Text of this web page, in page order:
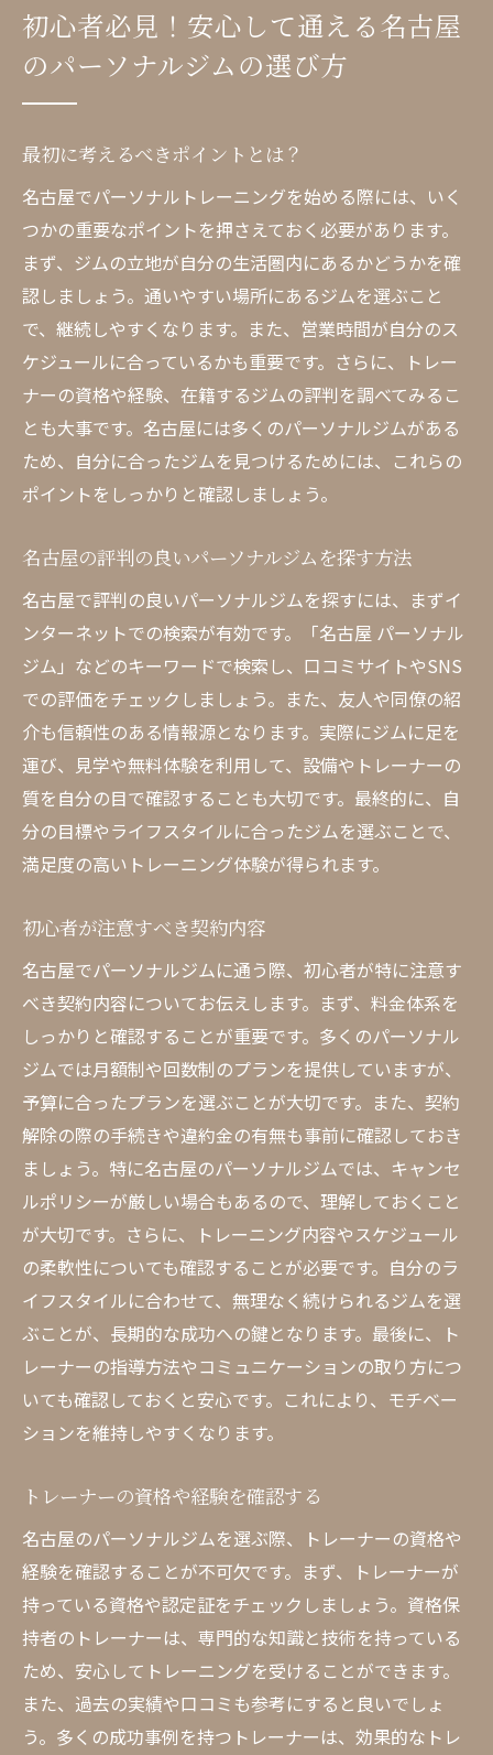
初心者必見！安心して通える名古屋
のパーソナルジムの選び方
最初に考えるべきポイントとは？
名古屋でパーソナルトレーニングを始める際には、いく
つかの重要なポイントを押さえておく必要があります。
まず、ジムの立地が自分の生活圏内にあるかどうかを確
認しましょう。通いやすい場所にあるジムを選ぶこと
で、継続しやすくなります。また、営業時間が自分のス
ケジュールに合っているかも重要です。さらに、トレー
ナーの資格や経験、在籍するジムの評判を調べてみるこ
とも大事です。名古屋には多くのパーソナルジムがある
ため、自分に合ったジムを見つけるためには、これらの
ポイントをしっかりと確認しましょう。
名古屋の評判の良いパーソナルジムを探す方法
名古屋で評判の良いパーソナルジムを探すには、まずイ
ンターネットでの検索が有効です。「名古屋 パーソナル
ジム」などのキーワードで検索し、口コミサイトやSNS
での評価をチェックしましょう。また、友人や同僚の紹
介も信頼性のある情報源となります。実際にジムに足を
運び、見学や無料体験を利用して、設備やトレーナーの
質を自分の目で確認することも大切です。最終的に、自
分の目標やライフスタイルに合ったジムを選ぶことで、
満足度の高いトレーニング体験が得られます。
初心者が注意すべき契約内容
名古屋でパーソナルジムに通う際、初心者が特に注意す
べき契約内容についてお伝えします。まず、料金体系を
しっかりと確認することが重要です。多くのパーソナル
ジムでは月額制や回数制のプランを提供していますが、
予算に合ったプランを選ぶことが大切です。また、契約
解除の際の手続きや違約金の有無も事前に確認しておき
ましょう。特に名古屋のパーソナルジムでは、キャンセ
ルポリシーが厳しい場合もあるので、理解しておくこと
が大切です。さらに、トレーニング内容やスケジュール
の柔軟性についても確認することが必要です。自分のラ
イフスタイルに合わせて、無理なく続けられるジムを選
ぶことが、長期的な成功への鍵となります。最後に、ト
レーナーの指導方法やコミュニケーションの取り方につ
いても確認しておくと安心です。これにより、モチベー
ションを維持しやすくなります。
トレーナーの資格や経験を確認する
名古屋のパーソナルジムを選ぶ際、トレーナーの資格や
経験を確認することが不可欠です。まず、トレーナーが
持っている資格や認定証をチェックしましょう。資格保
持者のトレーナーは、専門的な知識と技術を持っている
ため、安心してトレーニングを受けることができます。
また、過去の実績や口コミも参考にすると良いでしょ
う。多くの成功事例を持つトレーナーは、効果的なトレ